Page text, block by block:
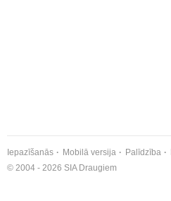
Iepazīšanās Mobilā versija Palīdzība
© 2004 - 2026 SIA Draugiem